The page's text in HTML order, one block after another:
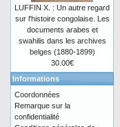
LUFFIN X. : Un autre regard
sur l'histoire congolaise. Les
documents arabes et
swahilis dans les archives
belges (1880-1899)
30.00€
Informations
Coordonnées
Remarque sur la
confidentialité